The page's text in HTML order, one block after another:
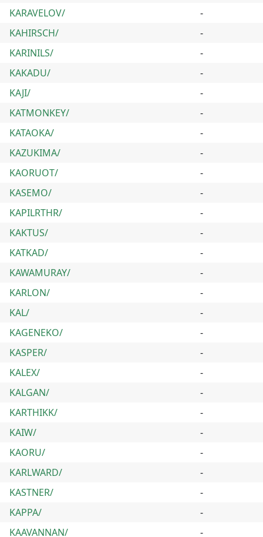
KARAVELOV/
-
KAHIRSCH/
-
KARINILS/
-
KAKADU/
-
KAJI/
-
KATMONKEY/
-
KATAOKA/
-
KAZUKIMA/
-
KAORUOT/
-
KASEMO/
-
KAPILRTHR/
-
KAKTUS/
-
KATKAD/
-
KAWAMURAY/
-
KARLON/
-
KAL/
-
KAGENEKO/
-
KASPER/
-
KALEX/
-
KALGAN/
-
KARTHIKK/
-
KAIW/
-
KAORU/
-
KARLWARD/
-
KASTNER/
-
KAPPA/
-
KAAVANNAN/
-